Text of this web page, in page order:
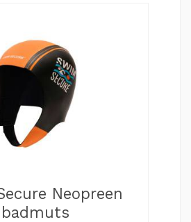
Neopreen
badmuts